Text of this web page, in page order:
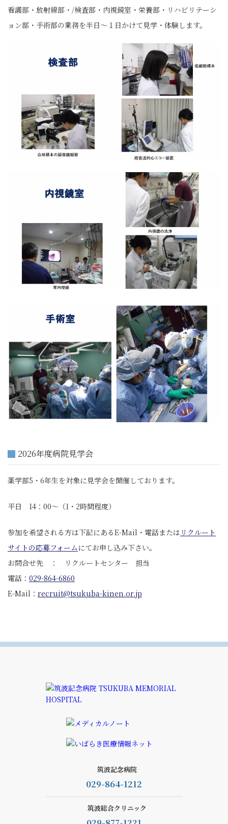
看護部・放射線部・/検査部・内視鏡室・栄養部・リハビリテーシ
ョン部・手術部の業務を半日～１日かけて見学・体験します。
2026年度病院見学会
薬学部5・6年生を対象に見学会を開催しております。
平日 14：00～（1・2時間程度）
参加を希望される方は下記にあるE-Mail・電話または リクルート
サイトの応募フォームにてお申し込み下さい。
お問合せ先 ： リクルートセンター 担当
電話： 029-864-6860
E-Mail： recruit@tsukuba-kinen.or.jp
筑波記念病院
029-864-1212
筑波総合クリニック